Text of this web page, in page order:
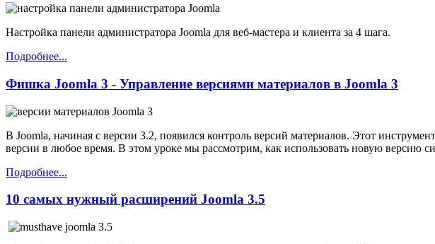
Настройка панели администратора Joomla для веб-мастера и клиента за 4 шага.
Подробнее...
Фишка Joomla 3 - Управление версиями материалов в Joomla 3
В Joomla, начиная с версии 3.2, появился контроль версий материалов. Этот
версии в любое время. В этом уроке мы рассмотрим, как использовать новую версию
Подробнее...
10 самых нужный расширений Joomla 3.5